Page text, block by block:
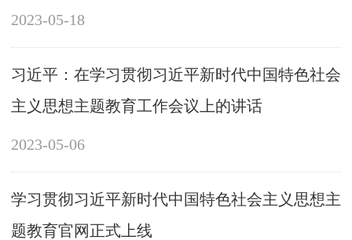
2023-05-18
习近平：在学习贯彻习近平新时代中国特色社会
主义思想主题教育工作会议上的讲话
2023-05-06
学习贯彻习近平新时代中国特色社会主义思想主
题教育官网正式上线